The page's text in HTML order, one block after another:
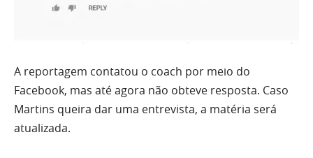
A reportagem contatou o coach por meio do
Facebook, mas até agora não obteve resposta. Caso
Martins queira dar uma entrevista, a matéria será
atualizada.